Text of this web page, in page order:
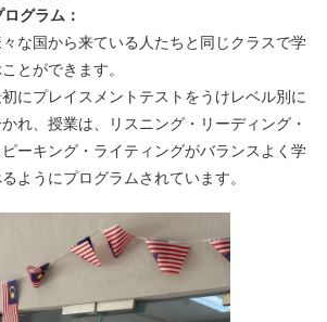
グラム：
な国から来ている人たちと同じクラスで学
とができます。
にプレイスメントテストをうけレベル別に
れ、授業は、リスニング・リーディング・
ピーキング・ライティングがバランスよく学
ようにプログラムされています。